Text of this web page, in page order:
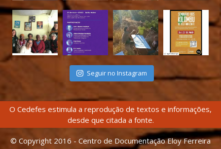
Seguir no Instagram
O Cedefes estimula a reprodução de textos e informações,
desde que citada a fonte.
© Copyright 2016 - Centro de Documentação Eloy Ferreira